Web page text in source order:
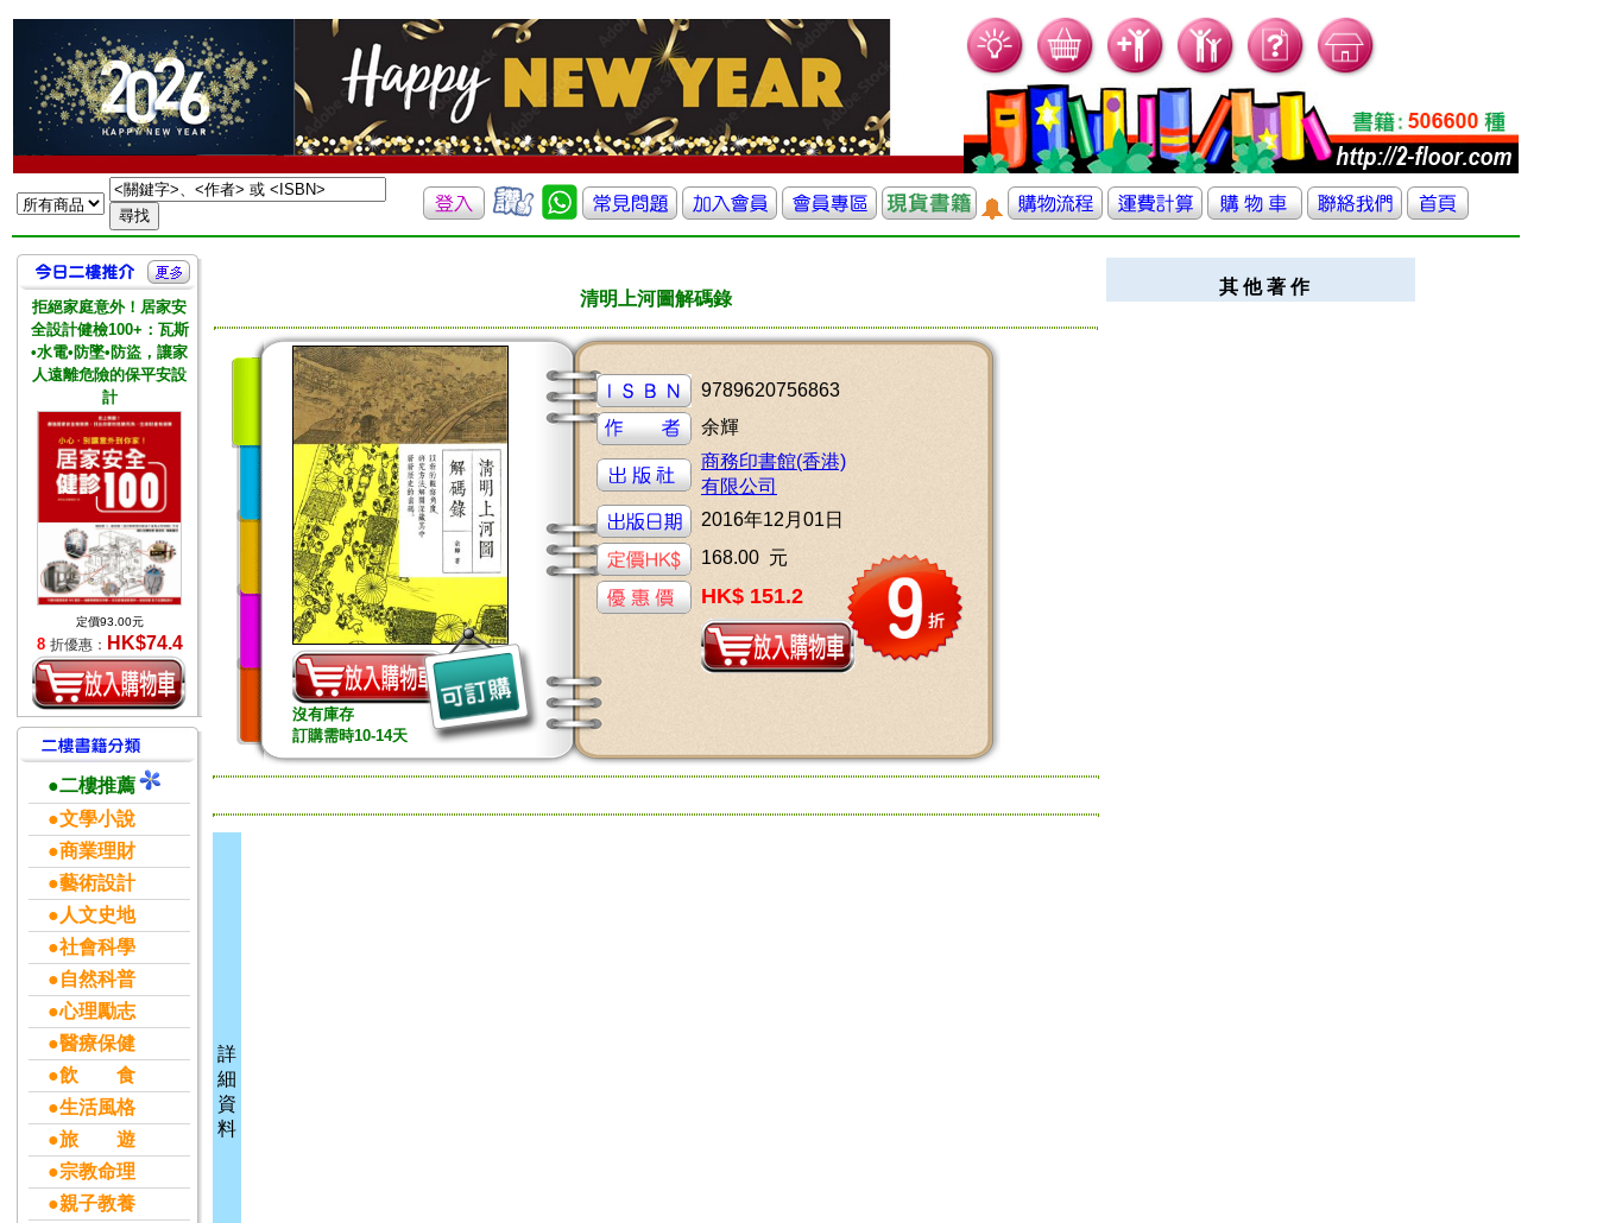
拒絕家庭意外！居家安
全設計健檢100+：瓦斯
•水電•防墜•防盜，讓家
人遠離危險的保平安設
計
定價93.00元
8 折優惠： HK$74.4
●二樓推薦
●文學小說
●商業理財
●藝術設計
●人文史地
●社會科學
●自然科普
●心理勵志
●醫療保健
●飲 食
●生活風格
●旅 遊
●宗教命理
●親子教養
清明上河圖解碼錄
沒有庫存
訂購需時10-14天
9789620756863
余輝
商務印書館(香港)
有限公司
2016年12月01日
168.00 元
HK$ 151.2
詳
細
資
料
其 他 著 作